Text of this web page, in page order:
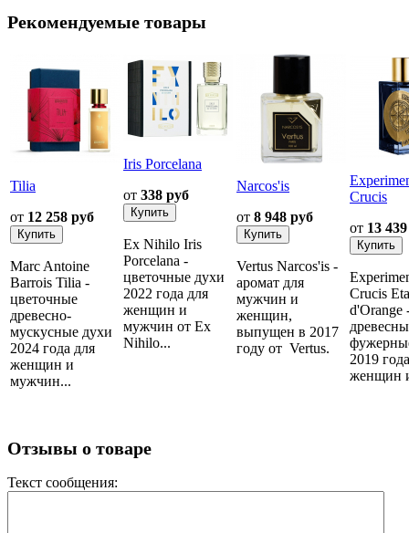
Рекомендуемые товары
Tilia
от 12 258 руб
Marc Antoine
Barrois Tilia -
цветочные
древесно-
мускусные духи
2024 года для
женщин и
мужчин...
Iris Porcelana
от 338 руб
Ex Nihilo Iris
Porcelana -
цветочные духи
2022 года для
женщин и
мужчин от Ex
Nihilo...
Narcos'is
от 8 948 руб
Vertus Narcos'is -
аромат для
мужчин и
женщин,
выпущен в 2017
году от Vertus.
Crucis
от 13
Crucis
d'Orange
2019
женщин
Отзывы о товаре
Текст сообщения: